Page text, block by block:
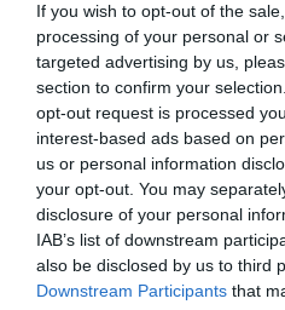
If you wish to opt-out of the
processing of your personal or
targeted advertising by us,
section to confirm your
opt-out request is processed
interest-based ads based on
us or personal information
your opt-out. You may
disclosure of your personal
IAB’s list of downstream
also be disclosed by us to third
Downstream Participants that
Δείτε τι ανακοινώθηκε
10.08.2026 | 13:20
Πού θα γίνει το επόμενο
στην Εύβοια με τη Μαρία
10.08.2026 | 13:00
e-ΕΦΚΑ και ΔΥΠΑ: Ποιοι θα
πάρουν λεφτά τις επόμενες
ημέρες
Εύβοια: Έκαιγε
σκουπίδια και του
ήρθε… «καυτό»
πρόστιμο 2.625 ευρώ